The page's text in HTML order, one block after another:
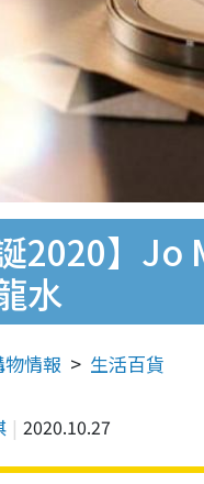
誕2020】
水
物情報 生活百貨
2020.10.27